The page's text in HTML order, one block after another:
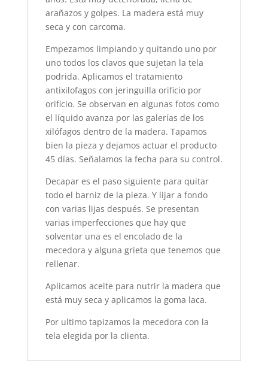
arañazos y golpes. La madera está muy
seca y con carcoma.
Empezamos limpiando y quitando uno por
uno todos los clavos que sujetan la tela
podrida. Aplicamos el tratamiento
antixilofagos con jeringuilla orificio por
orificio. Se observan en algunas fotos como
el líquido avanza por las galerías de los
xilófagos dentro de la madera. Tapamos
bien la pieza y dejamos actuar el producto
45 días. Señalamos la fecha para su control.
Decapar es el paso siguiente para quitar
todo el barniz de la pieza. Y lijar a fondo
con varias lijas después. Se presentan
varias imperfecciones que hay que
solventar una es el encolado de la
mecedora y alguna grieta que tenemos que
rellenar.
Aplicamos aceite para nutrir la madera que
está muy seca y aplicamos la goma laca.
Por ultimo tapizamos la mecedora con la
tela elegida por la clienta.